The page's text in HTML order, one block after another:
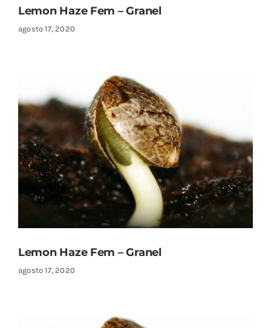
Lemon Haze Fem – Granel
agosto 17, 2020
Lemon Haze Fem – Granel
agosto 17, 2020